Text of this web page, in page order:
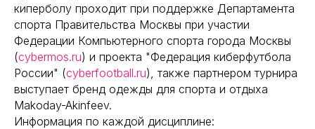
киперболу проходит при поддержке Департамента
спорта Правительства Москвы при участии
Федерации Компьютерного спорта города Москвы
(cybermos.ru) и проекта "Федерация киберфутбола
России" (cyberfootball.ru), также партнером турнира
выступает бренд одежды для спорта и отдыха
Makoday-Akinfeev.
Информация по каждой дисциплине: